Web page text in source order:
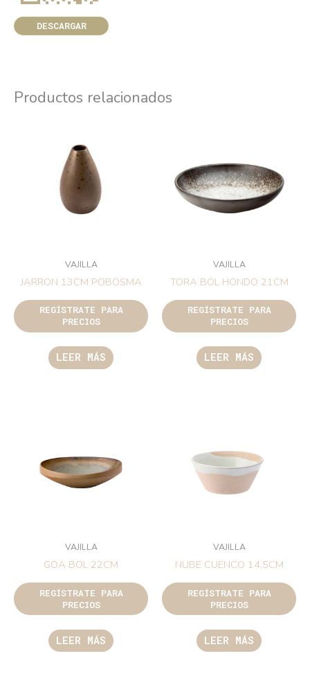
DESCARGAR
Productos relacionados
VAJILLA
JARRON 13CM POBOSMA
REGÍSTRATE PARA
PRECIOS
LEER MÁS
VAJILLA
TORA BOL HONDO 21CM
REGÍSTRATE PARA
PRECIOS
LEER MÁS
VAJILLA
GOA BOL 22CM
REGÍSTRATE PARA
PRECIOS
LEER MÁS
VAJILLA
NUBE CUENCO 14,5CM
REGÍSTRATE PARA
PRECIOS
LEER MÁS